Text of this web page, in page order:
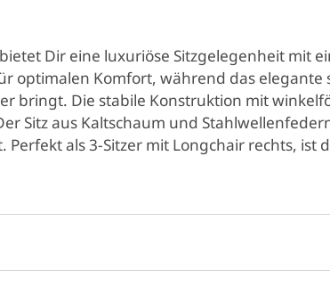
Dir eine luxuriöse Sitzgelegenheit mit
optimalen Komfort, während das elegante
bringt. Die stabile Konstruktion mit
Sitz aus Kaltschaum und
als 3-Sitzer mit Longchair rechts, ist